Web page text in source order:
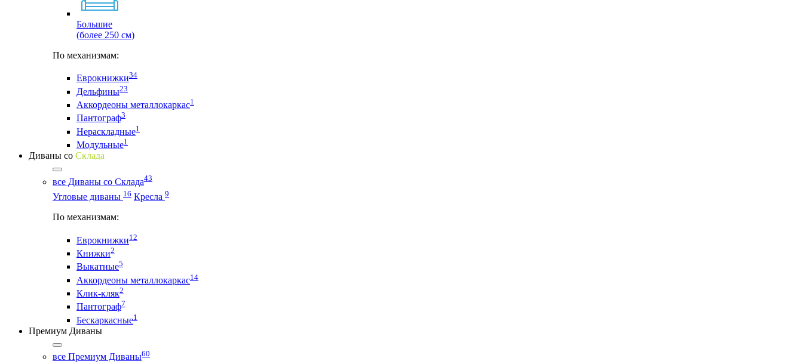
Большие
(более 250 см)
По механизмам:
Еврокнижки34
Дельфины23
Аккордеоны металлокаркас1
Пантограф3
Нераскладные1
Модульные1
Диваны со Склада
все Диваны со Склада43
Угловые диваны 16 Кресла 9
По механизмам:
Еврокнижки12
Книжки2
Выкатные5
Аккордеоны металлокаркас14
Клик-кляк2
Пантограф7
Бескаркасные1
Премиум Диваны
все Премиум Диваны60